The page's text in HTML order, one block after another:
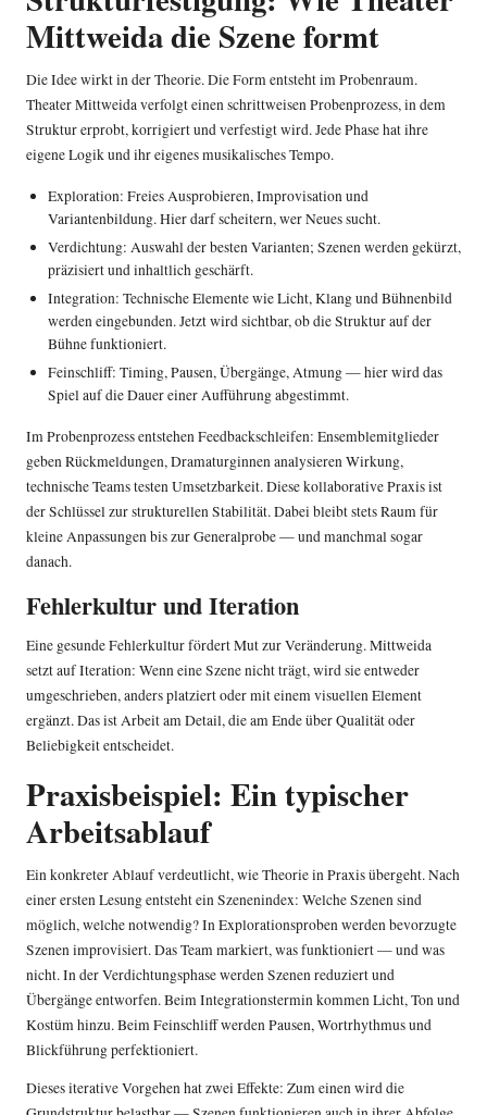
Mittweida die Szene formt
Die Idee wirkt in der Theorie. Die Form entsteht im Probenraum.
Theater Mittweida verfolgt einen schrittweisen Probenprozess, in dem
Struktur erprobt, korrigiert und verfestigt wird. Jede Phase hat ihre
eigene Logik und ihr eigenes musikalisches Tempo.
Exploration: Freies Ausprobieren, Improvisation und
Variantenbildung. Hier darf scheitern, wer Neues sucht.
Verdichtung: Auswahl der besten Varianten; Szenen werden gekürzt,
präzisiert und inhaltlich geschärft.
Integration: Technische Elemente wie Licht, Klang und Bühnenbild
werden eingebunden. Jetzt wird sichtbar, ob die Struktur auf der
Bühne funktioniert.
Feinschliff: Timing, Pausen, Übergänge, Atmung — hier wird das
Spiel auf die Dauer einer Aufführung abgestimmt.
Im Probenprozess entstehen Feedbackschleifen: Ensemblemitglieder
geben Rückmeldungen, Dramaturginnen analysieren Wirkung,
technische Teams testen Umsetzbarkeit. Diese kollaborative Praxis ist
der Schlüssel zur strukturellen Stabilität. Dabei bleibt stets Raum für
kleine Anpassungen bis zur Generalprobe — und manchmal sogar
danach.
Fehlerkultur und Iteration
Eine gesunde Fehlerkultur fördert Mut zur Veränderung. Mittweida
setzt auf Iteration: Wenn eine Szene nicht trägt, wird sie entweder
umgeschrieben, anders platziert oder mit einem visuellen Element
ergänzt. Das ist Arbeit am Detail, die am Ende über Qualität oder
Beliebigkeit entscheidet.
Praxisbeispiel: Ein typischer
Arbeitsablauf
Ein konkreter Ablauf verdeutlicht, wie Theorie in Praxis übergeht. Nach
einer ersten Lesung entsteht ein Szenenindex: Welche Szenen sind
möglich, welche notwendig? In Explorationsproben werden bevorzugte
Szenen improvisiert. Das Team markiert, was funktioniert — und was
nicht. In der Verdichtungsphase werden Szenen reduziert und
Übergänge entworfen. Beim Integrationstermin kommen Licht, Ton und
Kostüm hinzu. Beim Feinschliff werden Pausen, Wortrhythmus und
Blickführung perfektioniert.
Dieses iterative Vorgehen hat zwei Effekte: Zum einen wird die